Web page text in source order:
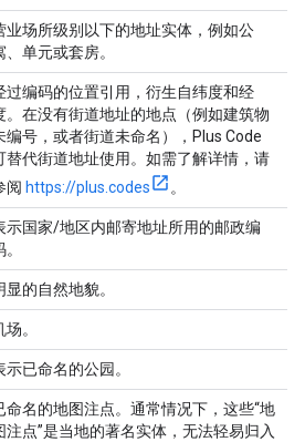
业场所级别以下的地址实体，例如公
、单元或套房。
过编码的位置引用，衍生自纬度和经
。在没有街道地址的地点（例如建筑物
编号，或者街道未命名），Plus Code
替代街道地址使用。如需了解详情，请
阅 https://plus.codes 。
示国家/地区内邮寄地址所用的邮政编
显的自然地貌。
场。
示已命名的公园。
命名的地图注点。通常情况下，这些“地
注点”是当地的著名实体，无法轻易归入